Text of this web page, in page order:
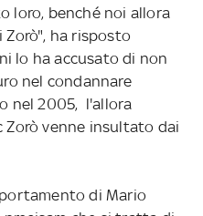
loro, benché noi allora
ha risposto
lo ha accusato di non
nel condannare
nel 2005, l'allora
Zorò venne insultato dai
di Mario